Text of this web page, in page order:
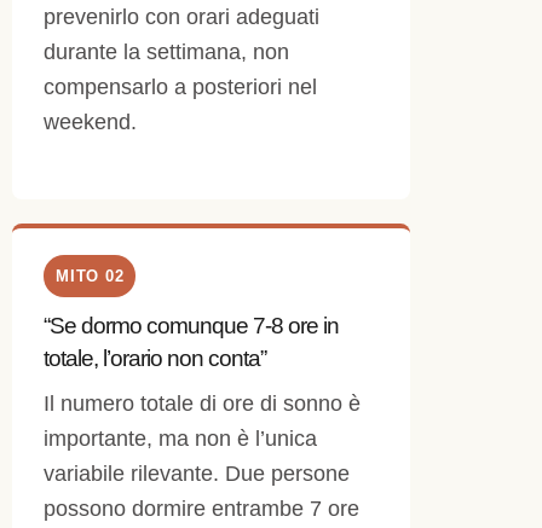
prevenirlo con orari adeguati
durante la settimana, non
compensarlo a posteriori nel
weekend.
MITO 02
“Se dormo comunque 7-8 ore in
totale, l’orario non conta”
Il numero totale di ore di sonno è
importante, ma non è l’unica
variabile rilevante. Due persone
possono dormire entrambe 7 ore